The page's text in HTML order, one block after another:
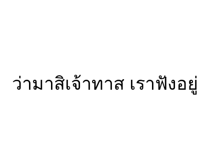
ว่ามาสิเจ้าทาส เราฟังอยู่